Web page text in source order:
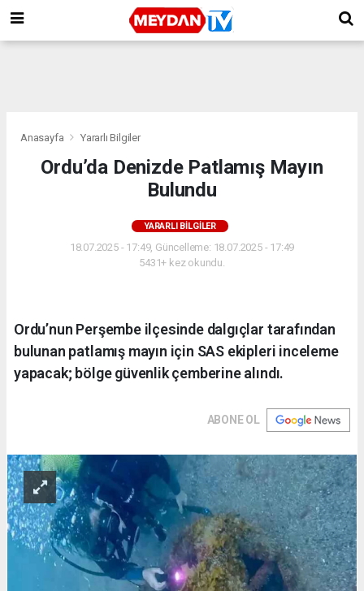
Anasayfa Yararlı Bilgiler
Ordu’da Denizde Patlamış Mayın
Bulundu
YARARLI BILGILER
18.07.2025 - 17:49, Güncelleme: 18.07.2025 - 17:49
5431+ kez okundu.
Ordu’nun Perşembe ilçesinde dalgıçlar tarafından
bulunan patlamış mayın için SAS ekipleri inceleme
yapacak; bölge güvenlik çemberine alındı.
ABONE OL